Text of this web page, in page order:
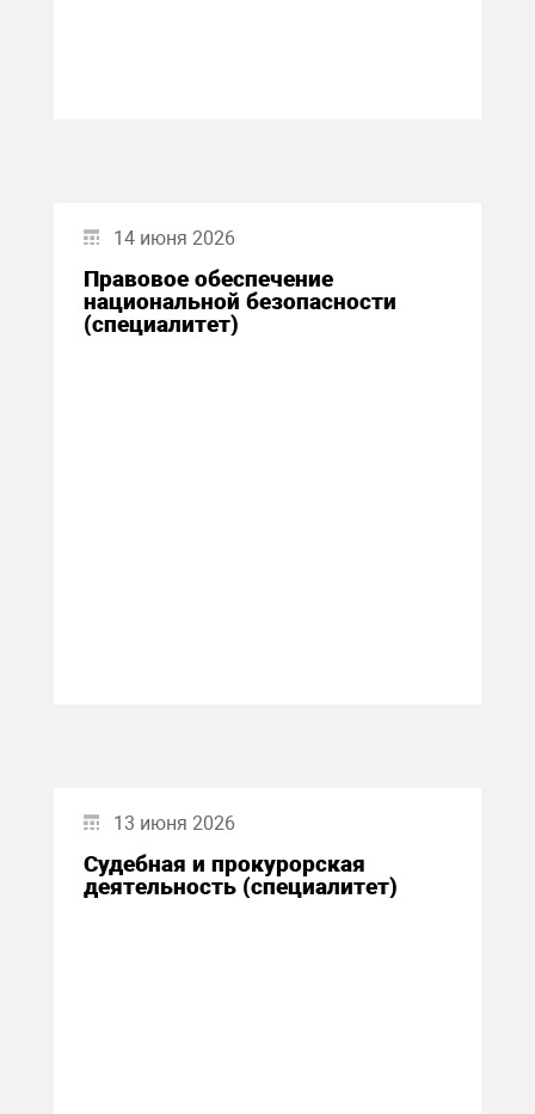
14 июня 2026
Правовое обеспечение
национальной безопасности
(специалитет)
13 июня 2026
Судебная и прокурорская
деятельность (специалитет)